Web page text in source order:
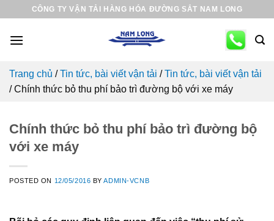
content
CÔNG TY VẬN TẢI HÀNG HÓA ĐƯỜNG SẮT NAM LONG
Trang chủ /Tin tức, bài viết vận tải /Tin tức, bài viết vận tải
/Chính thức bỏ thu phí bảo trì đường bộ với xe máy
Chính thức bỏ thu phí bảo trì đường bộ
với xe máy
POSTED ON 12/05/2016 BYADMIN-VCNB